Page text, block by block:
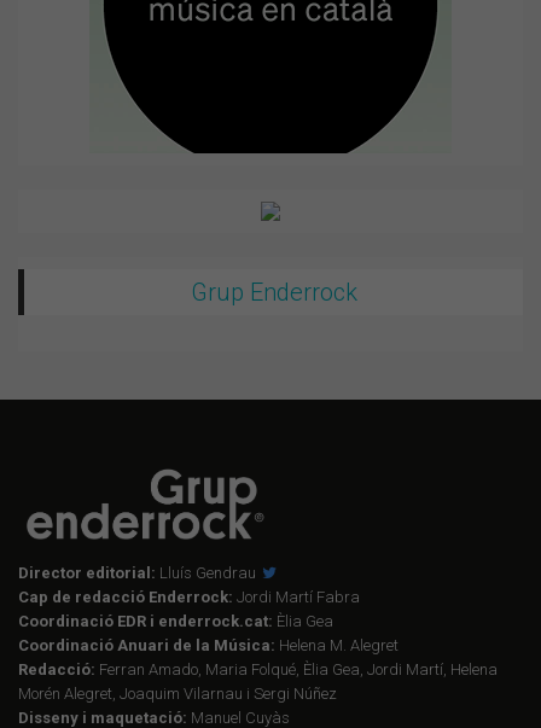
Grup Enderrock
Director editorial: Lluís Gendrau
Cap de redacció Enderrock: Jordi Martí Fabra
Coordinació EDR i enderrock.cat: Èlia Gea
Coordinació Anuari de la Música: Helena M. Alegret
Redacció: Ferran Amado, Maria Folqué, Èlia Gea, Jordi Martí, Helena
Morén Alegret, Joaquim Vilarnau i Sergi Núñez
Disseny i maquetació: Manuel Cuyàs